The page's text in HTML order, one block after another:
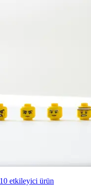
etkileyici ürün